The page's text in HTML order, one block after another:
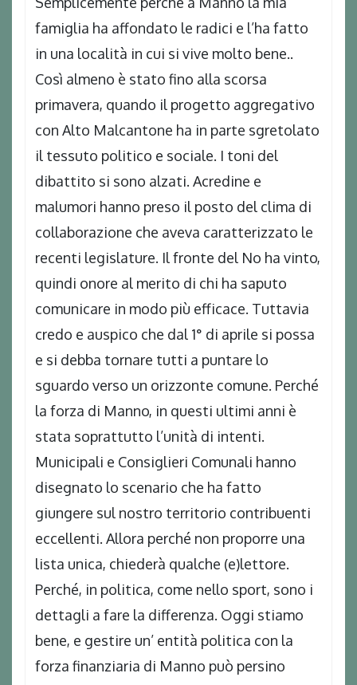
famiglia ha affondato le radici e l’ha fatto
in una località in cui si vive molto bene..
Così almeno è stato fino alla scorsa
primavera, quando il progetto aggregativo
con Alto Malcantone ha in parte sgretolato
il tessuto politico e sociale. I toni del
dibattito si sono alzati. Acredine e
malumori hanno preso il posto del clima di
collaborazione che aveva caratterizzato le
recenti legislature. Il fronte del No ha vinto,
quindi onore al merito di chi ha saputo
comunicare in modo più efficace. Tuttavia
credo e auspico che dal 1° di aprile si possa
e si debba tornare tutti a puntare lo
sguardo verso un orizzonte comune. Perché
la forza di Manno, in questi ultimi anni è
stata soprattutto l’unità di intenti.
Municipali e Consiglieri Comunali hanno
disegnato lo scenario che ha fatto
giungere sul nostro territorio contribuenti
eccellenti. Allora perché non proporre una
lista unica, chiederà qualche (e)lettore.
Perché, in politica, come nello sport, sono i
dettagli a fare la differenza. Oggi stiamo
bene, e gestire un’ entità politica con la
forza finanziaria di Manno può persino